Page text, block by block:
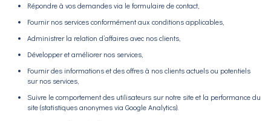
Répondre à vos demandes via le formulaire de contact,
Fournir nos services conformément aux conditions applicables,
Administrer la relation d’affaires avec nos clients,
Développer et améliorer nos services,
Fournir des informations et des offres à nos clients actuels ou potentiels
sur nos services,
Suivre le comportement des utilisateurs sur notre site et la performance du
site (statistiques anonymes via Google Analytics).